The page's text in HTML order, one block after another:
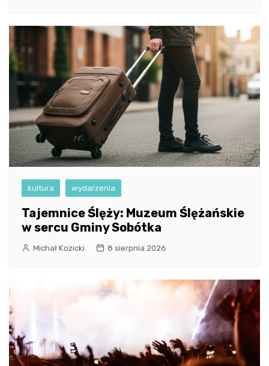
kultura wydarzenia
Tajemnice Ślęży: Muzeum Ślężańskie
w sercu Gminy Sobótka
Michał Kozicki 8 sierpnia 2026